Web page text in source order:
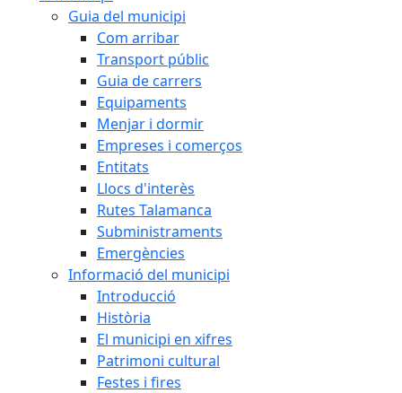
Guia del municipi
Com arribar
Transport públic
Guia de carrers
Equipaments
Menjar i dormir
Empreses i comerços
Entitats
Llocs d'interès
Rutes Talamanca
Subministraments
Emergències
Informació del municipi
Introducció
Història
El municipi en xifres
Patrimoni cultural
Festes i fires